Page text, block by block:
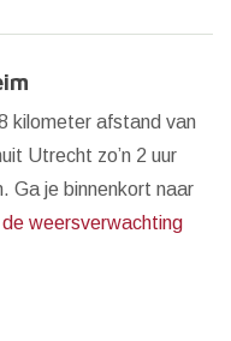
kilometer afstand van
Utrecht zo’n 2 uur
Ga je binnenkort naar
de weersverwachting